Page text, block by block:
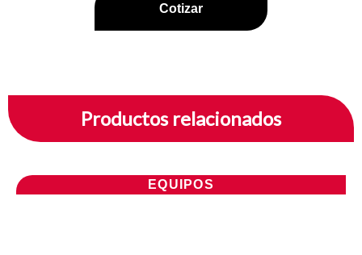
Cotizar
Productos relacionados
EQUIPOS